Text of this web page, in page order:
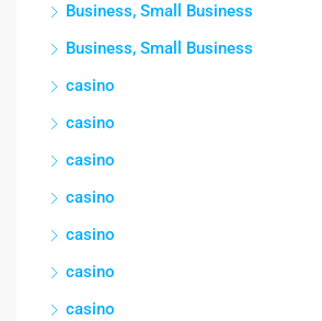
Business, Small Business
Business, Small Business
casino
casino
casino
casino
casino
casino
casino